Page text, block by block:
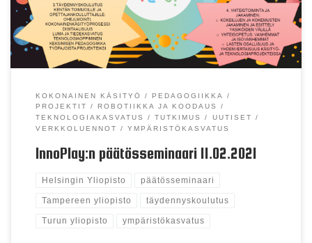
Mitä hankkeessa on tehty? Miten InnoPlay hankkeessa
esille nostetut asiat toimivat viiden vuoden kuluttua?
[…]
KOKONAINEN KÄSITYÖ
PEDAGOGIIKKA
PROJEKTIT
ROBOTIIKKA JA KOODAUS
TEKNOLOGIAKASVATUS
TUTKIMUS
UUTISET
VERKKOLUENNOT
YMPÄRISTÖKASVATUS
InnoPlay:n päätösseminaari 11.02.2021
Helsingin Yliopisto päätösseminaari
Tampereen yliopisto täydennyskoulutus
Turun yliopisto ympäristökasvatus